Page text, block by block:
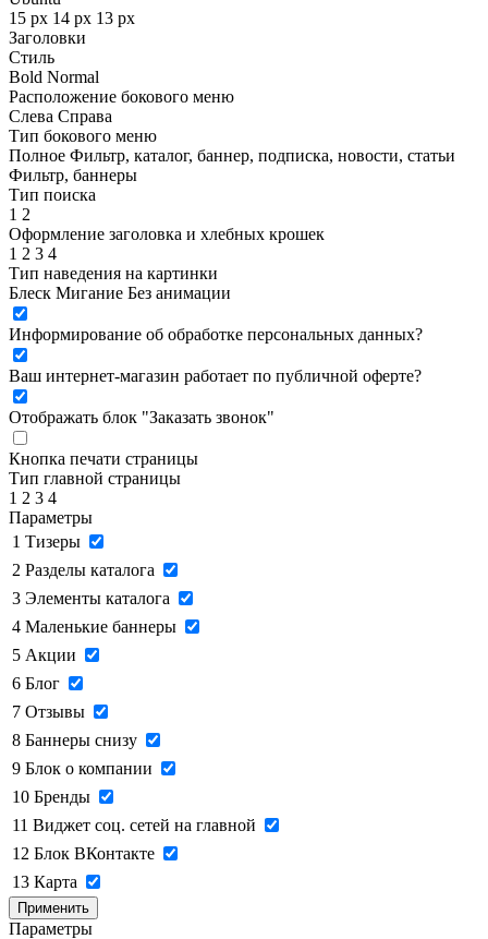
15 px 14 px 13 px
Заголовки
Стиль
Bold Normal
Расположение бокового меню
Слева Справа
Тип бокового меню
Полное Фильтр, каталог, баннер, подписка, новости, статьи
Фильтр, баннеры
Тип поиска
1 2
Оформление заголовка и хлебных крошек
1 2 3 4
Тип наведения на картинки
Блеск Мигание Без анимации
Информирование об обработке персональных данных?
Ваш интернет-магазин работает по публичной оферте?
Отображать блок "Заказать звонок"
Кнопка печати страницы
Тип главной страницы
1 2 3 4
Параметры
1 Тизеры
2 Разделы каталога
3 Элементы каталога
4 Маленькие баннеры
5 Акции
6 Блог
7 Отзывы
8 Баннеры снизу
9 Блок о компании
10 Бренды
11 Виджет соц. сетей на главной
12 Блок ВКонтакте
13 Карта
Применить
Параметры